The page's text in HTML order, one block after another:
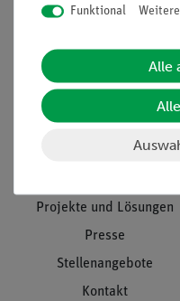
Informationen
Projekte und Lösungen
Presse
Stellenangebote
Kontakt
Funktional
Alle